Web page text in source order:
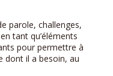
parole, challenges,
tant qu’éléments
pour permettre à
dont il a besoin, au